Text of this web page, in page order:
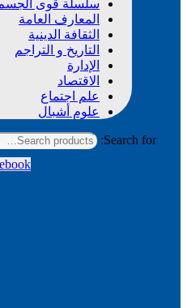
سلسلة قوى الجسم الخفية
المعارف العامة
الثقافة الدينية
التاريخ و التراجم
الإدارة
الاقتصاد
علم اجتماع
علوم أشبال
Search
Facebook